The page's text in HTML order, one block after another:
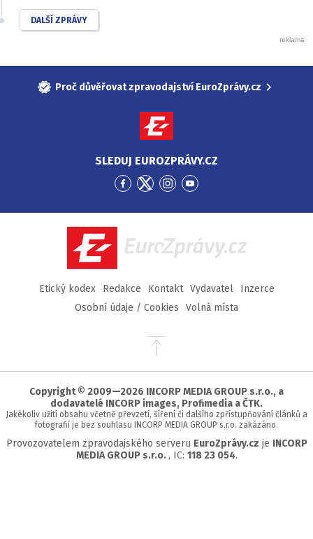
DALŠÍ ZPRÁVY
Proč důvěřovat zpravodajství EuroZprávy.cz
SLEDUJ EUROZPRÁVY.CZ
Přejít
Facebook
Přejít
Twitter
Přejít
Instagram
Přejít
YouTube
EuroZprávy.cz
Etický kodex Redakce Kontakt Vydavatel
Inzerce
Osobní údaje / Cookies
Volná místa
Přejít
stránky
Copyright © 2009—2026 INCORP MEDIA GROUP s.r.o., a
dodavatelé INCORP images, Profimedia a ČTK.
Jakékoliv užití obsahu včetně převzetí, šíření či dalšího zpřístupňování článků a
fotografií je bez souhlasu INCORP MEDIA GROUP s.r.o. zakázáno.
Provozovatelem zpravodajského serveru EuroZprávy.cz je INCORP
MEDIA GROUP s.r.o. , IC: 118 23 054.